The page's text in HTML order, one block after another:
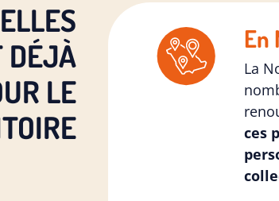
DÉJÀ
LE
En
La
ces